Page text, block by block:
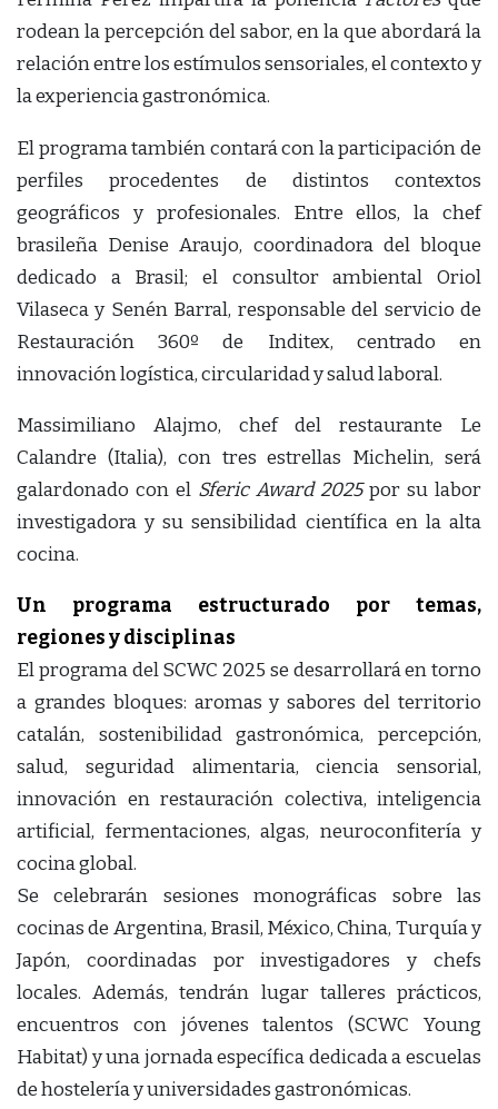
rodean la percepción del sabor, en la que abordará la
relación entre los estímulos sensoriales, el contexto y
la experiencia gastronómica.
El programa también contará con la participación de
perfiles procedentes de distintos contextos
geográficos y profesionales. Entre ellos, la chef
brasileña Denise Araujo, coordinadora del bloque
dedicado a Brasil; el consultor ambiental Oriol
Vilaseca y Senén Barral, responsable del servicio de
Restauración 360º de Inditex, centrado en
innovación logística, circularidad y salud laboral.
Massimiliano Alajmo, chef del restaurante Le
Calandre (Italia), con tres estrellas Michelin, será
galardonado con el Sferic Award 2025por su labor
investigadora y su sensibilidad científica en la alta
cocina.
Un programa estructurado por temas,
regiones y disciplinas
El programa del SCWC 2025 se desarrollará en torno
a grandes bloques: aromas y sabores del territorio
catalán, sostenibilidad gastronómica, percepción,
salud, seguridad alimentaria, ciencia sensorial,
innovación en restauración colectiva, inteligencia
artificial, fermentaciones, algas, neuroconfitería y
cocina global.
Se celebrarán sesiones monográficas sobre las
cocinas de Argentina, Brasil, México, China, Turquía y
Japón, coordinadas por investigadores y chefs
locales. Además, tendrán lugar talleres prácticos,
encuentros con jóvenes talentos (SCWC Young
Habitat) y una jornada específica dedicada a escuelas
de hostelería y universidades gastronómicas.